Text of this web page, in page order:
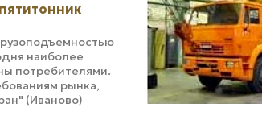
наиболее
потребителями.
рынка,
(Иваново)